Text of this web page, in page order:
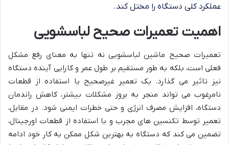
عملکرد کلی دستگاه را مختل کند.
اهمیت تعمیرات صحیح لباسشویی
تعمیرات صحیح ماشین لباسشویی نه تنها به معنای رفع مشکل
فعلی است، بلکه به طور مستقیم بر طول عمر و کارایی آینده دستگاه
نیز تاثیر می گذارد. یک تعمیر غیرصحیح یا استفاده از قطعات
نامرغوب می تواند منجر به بروز مشکلات بیشتر، کاهش راندمان
دستگاه، افزایش مصرف انرژی و حتی خطرات ایمنی شود. در مقابل،
تعمیر توسط تکنسین های مجرب و با استفاده از قطعات اورجینال،
تضمین می کند که دستگاه به بهترین شکل ممکن به کار خود ادامه